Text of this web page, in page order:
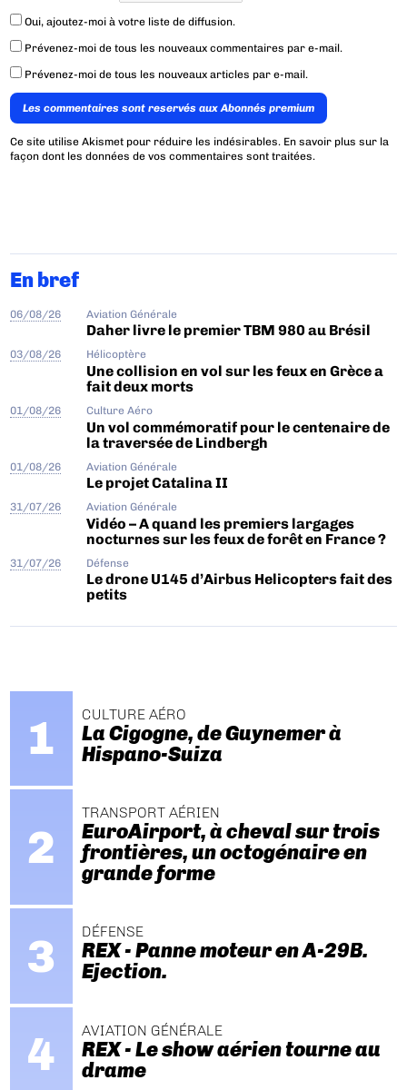
Oui, ajoutez-moi à votre liste de diffusion.
Prévenez-moi de tous les nouveaux commentaires par e-mail.
Prévenez-moi de tous les nouveaux articles par e-mail.
Les commentaires sont reservés aux Abonnés premium
Ce site utilise Akismet pour réduire les indésirables. En savoir plus sur la
façon dont les données de vos commentaires sont traitées.
En bref
06/08/26 Aviation Générale
Daher livre le premier TBM 980 au Brésil
03/08/26 Hélicoptère
Une collision en vol sur les feux en Grèce a
fait deux morts
01/08/26 Culture Aéro
Un vol commémoratif pour le centenaire de
la traversée de Lindbergh
01/08/26 Aviation Générale
Le projet Catalina II
31/07/26 Aviation Générale
Vidéo – A quand les premiers largages
nocturnes sur les feux de forêt en France ?
31/07/26 Défense
Le drone U145 d’Airbus Helicopters fait des
petits
CULTURE AÉRO
La Cigogne, de Guynemer à
Hispano-Suiza
TRANSPORT AÉRIEN
EuroAirport, à cheval sur trois
frontières, un octogénaire en
grande forme
DÉFENSE
REX - Panne moteur en A-29B.
Ejection.
AVIATION GÉNÉRALE
REX - Le show aérien tourne au
drame